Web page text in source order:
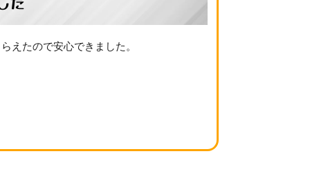
えたので安心できました。